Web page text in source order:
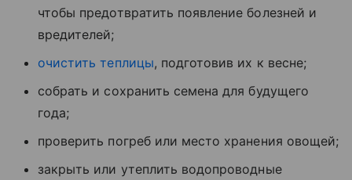
чтобы предотвратить появление болезней и
вредителей;
очистить теплицы, подготовив их к весне;
собрать и сохранить семена для будущего
года;
проверить погреб или место хранения овощей;
закрыть или утеплить водопроводные